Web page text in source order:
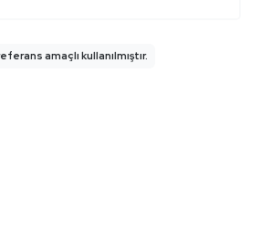
amaçlı kullanılmıştır.